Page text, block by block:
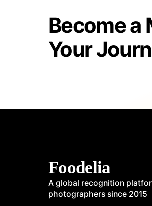
Become a
Your
Foodelia
A global recognition
photographers since 2015